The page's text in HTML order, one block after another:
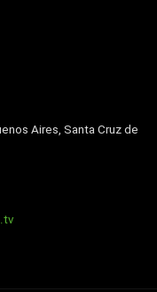
Aires, Santa Cruz de